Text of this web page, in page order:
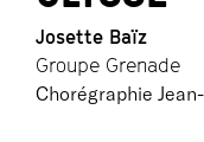
Josette Baïz
Groupe Grenade
Chorégraphie